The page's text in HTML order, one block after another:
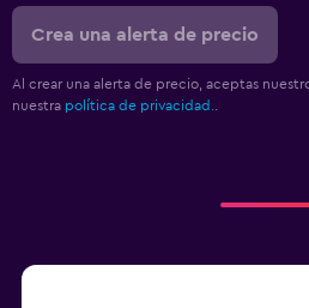
Crea una alerta de precio
Al crear una alerta de precio, aceptas
nuestra política de privacidad.